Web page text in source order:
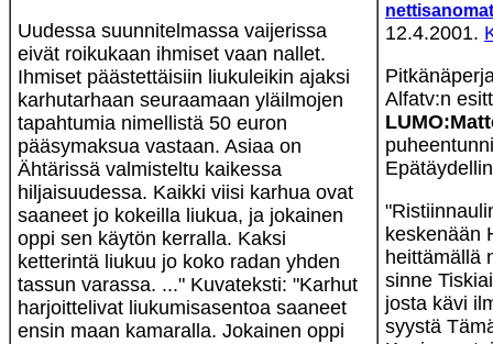
Uudessa suunnitelmassa vaijerissa
eivät roikukaan ihmiset vaan nallet.
Ihmiset päästettäisiin liukuleikin ajaksi
karhutarhaan seuraamaan yläilmojen
tapahtumia nimellistä 50 euron
pääsymaksua vastaan. Asiaa on
Ähtärissä valmisteltu kaikessa
hiljaisuudessa. Kaikki viisi karhua ovat
saaneet jo kokeilla liukua, ja jokainen
oppi sen käytön kerralla. Kaksi
ketterintä liukuu jo koko radan yhden
tassun varassa. ..." Kuvateksti: "Karhut
harjoittelivat liukumisasentoa saaneet
ensin maan kamaralla. Jokainen oppi
12.4.2001.
Alfatv:n
keskenään
heittämällä
sinne
josta kävi
syystä